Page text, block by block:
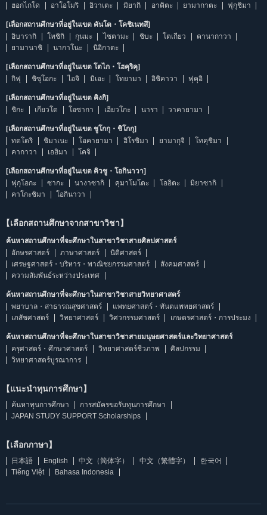
ฮอกไกโด
อาโอโมริ อิวาเตะ มิยากิ อาคิตะ ยามากาตะ ฟุกุชิมา
[เลือกสถานศึกษาที่อยู่ในเขต คันโต・โคชิเนทสึ]
อิบารากิ
โทชิกิ กุนมะ ไซตามะ ชิบะ โตเกียว
คานากาวา
ยามานาชิ
นากาโนะ นิอิกาตะ
[เลือกสถานศึกษาที่อยู่ในเขต โตไก・โฮคุริคุ]
กิฟุ
ชิซุโอกะ ไอจิ มิเอะ โทยามา อิชิคาวา ฟุคุอิ
[เลือกสถานศึกษาที่อยู่ในเขต คิงกิ]
ชิกะ
เกียวโต โอซากา เฮียวโกะ นารา วาคายามา
[เลือกสถานศึกษาที่อยู่ในเขต ชูโกกุ・ชิโกกุ]
ทตโตริ
ชิมาเนะ โอคายามา ฮิโรชิมา ยามากุจิ
โทคุชิมา
คากาวา
เอฮิมา โคจิ
[เลือกสถานศึกษาที่อยู่ในเขต คิวชู・โอกินาวา]
ฟุกุโอกะ
ซากะ นางาซากิ คุมาโมโตะ โออิตะ
มิยาซากิ
คาโกะชิมา
โอกินาวา
【เลือกสถานศึกษาจากสาขาวิชา】
ค้นหาสถานศึกษาที่จะศึกษาในสาขาวิชาสายศิลปศาสตร์
อักษรศาสตร์
ภาษาศาสตร์
นิติศาสตร์
เศรษฐศาสตร์・บริหาร・พาณิชยกรรมศาสตร์
สังคมศาสตร์
ความสัมพันธ์ระหว่างประเทศ
ค้นหาสถานศึกษาที่จะศึกษาในสาขาวิชาสายวิทยาศาสตร์
พยาบาล・สาธารณสุขศาสตร์
แพทยศาสตร์・ทันตแพทยศาสตร์
เภสัชศาสตร์
วิทยาศาสตร์ วิศวกรรมศาสตร์ เกษตรศาสตร์・การประมง
ค้นหาสถานศึกษาที่จะศึกษาในสาขาวิชาสายมนุษยศาสตร์และวิทยาศาสตร์
ครุศาสตร์・ศึกษาศาสตร์
วิทยาศาสตร์ชีวภาพ
ศิลปกรรม
วิทยาศาสตร์บูรณาการ
【แนะนำทุนการศึกษา】
ค้นหาทุนการศึกษา
การสมัครขอรับทุนการศึกษา
JAPAN STUDY SUPPORT Scholarships
【เลือกภาษา】
日本語 English 中文（简体字） 中文（繁體字）
한국어
Tiếng Việt
Bahasa Indonesia